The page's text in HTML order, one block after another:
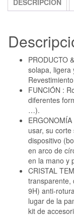
PRODUCTO
solapa, ligera
FUNCIÓN :
diferentes
…).
usar, su
dispositivo
en arco de
en la mano y
CRISTAL
transparente,
9H) anti-
lugar de la
kit de